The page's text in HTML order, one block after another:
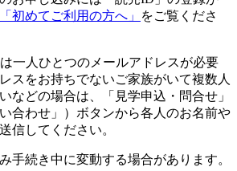
「初めてご利用の方へ」
をご覧くださ
一人ひとつのメールアドレスが必要
スをお持ちでないご家族がいて複数人
などの場合は、「見学申込・問合せ」
合わせ」）ボタンから各人のお名前や
信してください。
手続き中に変動する場合があります。